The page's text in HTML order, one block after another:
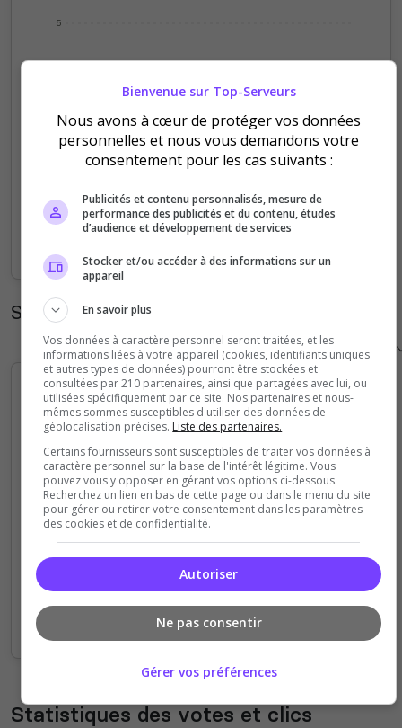
2
4
5
Statistiques horaires
0
2
3
5
08h 10h 12h 14h 16h
Statistiques des votes et clics
Bienvenue sur Top-Serveurs
Nous avons à cœur de protéger vos données
personnelles et nous vous demandons votre
consentement pour les cas suivants :
Publicités et contenu personnalisés, mesure de
performance des publicités et du contenu, études
d’audience et développement de services
Stocker et/ou accéder à des informations sur un
appareil
En savoir plus
Vos données à caractère personnel seront traitées, et les
informations liées à votre appareil (cookies, identifiants uniques
et autres types de données) pourront être stockées et
consultées par 210 partenaires, ainsi que partagées avec lui, ou
utilisées spécifiquement par ce site. Nos partenaires et nous-
mêmes sommes susceptibles d'utiliser des données de
géolocalisation précises. Liste des partenaires.
Certains fournisseurs sont susceptibles de traiter vos données à
caractère personnel sur la base de l'intérêt légitime. Vous
pouvez vous y opposer en gérant vos options ci-dessous.
Recherchez un lien en bas de cette page ou dans le menu du site
pour gérer ou retirer votre consentement dans les paramètres
des cookies et de confidentialité.
Autoriser
Ne pas consentir
Gérer vos préférences